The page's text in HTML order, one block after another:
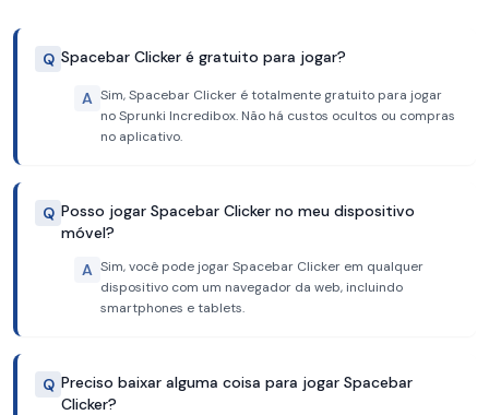
Q Spacebar Clicker é gratuito para jogar?
A Sim, Spacebar Clicker é totalmente gratuito para jogar
no Sprunki Incredibox. Não há custos ocultos ou compras
no aplicativo.
Q Posso jogar Spacebar Clicker no meu dispositivo
móvel?
A Sim, você pode jogar Spacebar Clicker em qualquer
dispositivo com um navegador da web, incluindo
smartphones e tablets.
Q Preciso baixar alguma coisa para jogar Spacebar
Clicker?